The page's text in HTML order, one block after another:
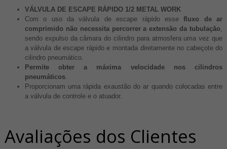
VÁLVULA DE ESCAPE RÁPIDO 1/2 METAL WORK
Com o uso da válvula de escape rápido essefluxo de ar
comprimido não necessita percorrer a extensão da tubulação,
sendo expulso da câmara do cilindro para atmosfera uma vez que
a válvula de escape rápido e montada diretamente no cabeçote do
cilindro pneumático.
Permite obter a máxima velocidade nos cilindros
pneumáticos.
Proporcionam uma rápida exaustão do ar quando colocadas entre
a válvula de controle e o atuador.
Avaliações dos Clientes